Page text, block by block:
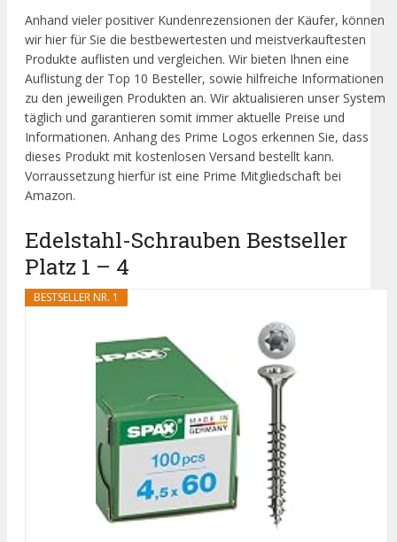
Anhand vieler positiver Kundenrezensionen der Käufer, können
wir hier für Sie die bestbewertesten und meistverkauftesten
Produkte auflisten und vergleichen. Wir bieten Ihnen eine
Auflistung der Top 10 Besteller, sowie hilfreiche Informationen
zu den jeweiligen Produkten an. Wir aktualisieren unser System
täglich und garantieren somit immer aktuelle Preise und
Informationen. Anhang des Prime Logos erkennen Sie, dass
dieses Produkt mit kostenlosen Versand bestellt kann.
Vorraussetzung hierfür ist eine Prime Mitgliedschaft bei
Amazon.
Edelstahl-Schrauben Bestseller
Platz 1 – 4
BESTSELLER NR. 1